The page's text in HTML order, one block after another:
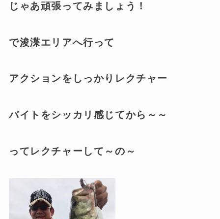
じゃあ頑張ってみましょう！
で浚渫エリアへ行って
アクションをしっかりレクチャー
バイトをシッカリ感じてから～～
ってレクチャーして～の～